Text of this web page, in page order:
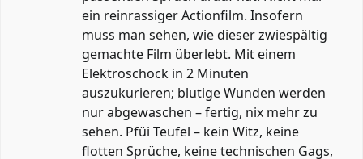
ein reinrassiger Actionfilm. Insofern
muss man sehen, wie dieser zwiespältig
gemachte Film überlebt. Mit einem
Elektroschock in 2 Minuten
auszukurieren; blutige Wunden werden
nur abgewaschen – fertig, nix mehr zu
sehen. Pfüi Teufel – kein Witz, keine
flotten Sprüche, keine technischen Gags,